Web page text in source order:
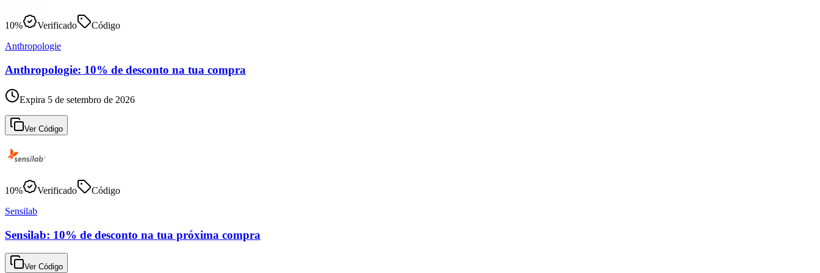
10% Verificado
Código
Anthropologie
Anthropologie: 10% de desconto na tua compra
Expira 5 de setembro de 2026
Ver Código
10% Verificado
Código
Sensilab
Sensilab: 10% de desconto na tua próxima compra
Ver Código